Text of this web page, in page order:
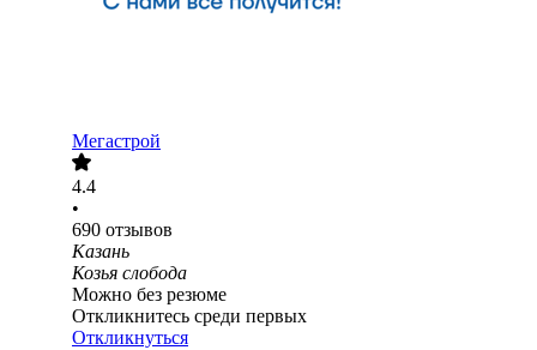
Мегастрой
4.4
•
690 отзывов
Казань
Козья слобода
Можно без резюме
Откликнитесь среди первых
Откликнуться